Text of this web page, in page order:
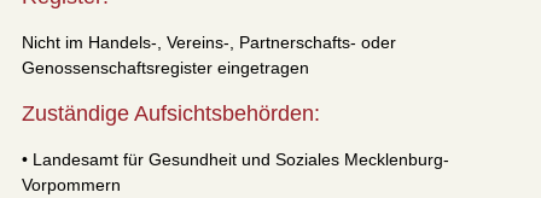
Nicht im Handels-, Vereins-, Partnerschafts- oder
Genossenschaftsregister eingetragen
Zuständige Aufsichtsbehörden:
• Landesamt für Gesundheit und Soziales Mecklenburg-
Vorpommern